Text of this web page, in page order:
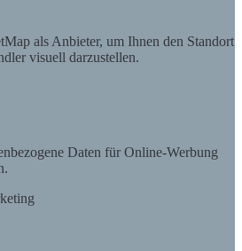
als Anbieter, um Ihnen den Standort
visuell darzustellen.
Daten für Online-Werbung